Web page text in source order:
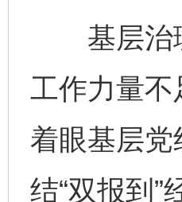
基层治理
工作力量
着眼基层
结“双报到”